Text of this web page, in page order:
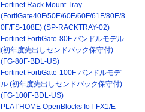
Fortinet Rack Mount Tray
(FortiGate40F/50E/60E/60F/61F/80E/8
0F/FS-108E) (SP-RACKTRAY-02)
Fortinet FortiGate-80F バンドルモデル
(初年度先出しセンドバック保守付)
(FG-80F-BDL-US)
Fortinet FortiGate-100F バンドルモデ
ル (初年度先出しセンドバック保守付)
(FG-100F-BDL-US)
PLAT'HOME OpenBlocks IoT FX1/E